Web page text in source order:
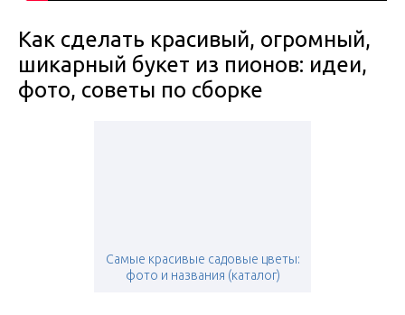
Как сделать красивый, огромный,
шикарный букет из пионов: идеи,
фото, советы по сборке
Самые красивые садовые цветы:
фото и названия (каталог)